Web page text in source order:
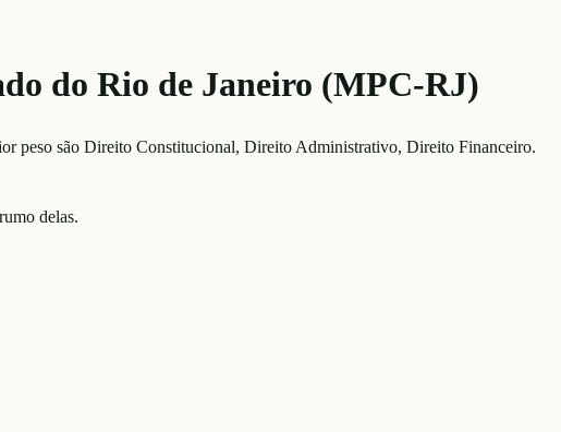
do Rio de Janeiro (MPC-RJ)
peso são Direito Constitucional, Direito Administrativo, Direito Financeiro.
delas.